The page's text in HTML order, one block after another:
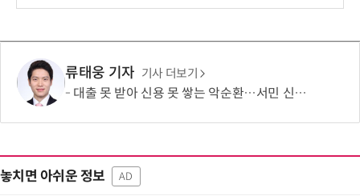
보
류태웅 기자 기사 더보기
대출 못 받아 신용 못 쌓는 악순환…서민 신용평가 사각지대 메운다
놓치면 아쉬운 정보 AD